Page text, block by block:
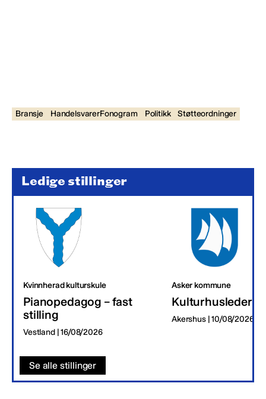
Bransje HandelsvarerFonogram Politikk Støtteordninger
Ledige stillinger
Kvinnherad kulturskule
Pianopedagog – fast
stilling
Vestland | 16/08/2026
Asker kommune
Kulturhusleder
Akershus | 10/08/2026
Se alle stillinger